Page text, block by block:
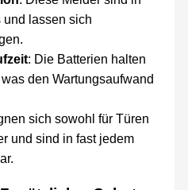
lassen sich
: Die Batterien halten
den Wartungsaufwand
sich sowohl für Türen
und sind in fast jedem